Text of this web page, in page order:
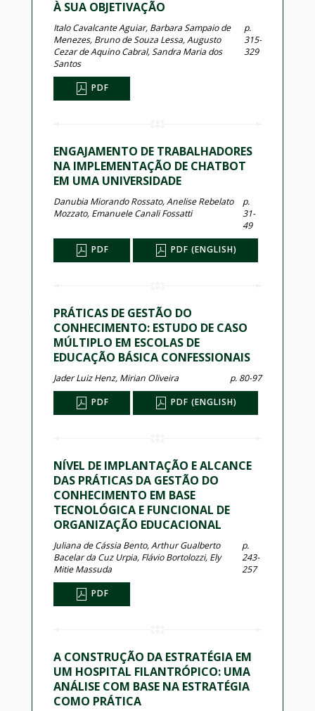
À SUA OBJETIVAÇÃO
Italo Cavalcante Aguiar, Barbara Sampaio de
Menezes, Bruno de Souza Lessa, Augusto
Cezar de Aquino Cabral, Sandra Maria dos
Santos
p.
315-
329
PDF
ENGAJAMENTO DE TRABALHADORES
NA IMPLEMENTAÇÃO DE CHATBOT
EM UMA UNIVERSIDADE
Danubia Miorando Rossato, Anelise Rebelato
Mozzato, Emanuele Canali Fossatti
p.
31-
49
PDF PDF (ENGLISH)
PRÁTICAS DE GESTÃO DO
CONHECIMENTO: ESTUDO DE CASO
MÚLTIPLO EM ESCOLAS DE
EDUCAÇÃO BÁSICA CONFESSIONAIS
Jader Luiz Henz, Mirian Oliveira p. 80-97
PDF PDF (ENGLISH)
NÍVEL DE IMPLANTAÇÃO E ALCANCE
DAS PRÁTICAS DA GESTÃO DO
CONHECIMENTO EM BASE
TECNOLÓGICA E FUNCIONAL DE
ORGANIZAÇÃO EDUCACIONAL
Juliana de Cássia Bento, Arthur Gualberto
Bacelar da Cuz Urpia, Flávio Bortolozzi, Ely
Mitie Massuda
p.
243-
257
PDF
A CONSTRUÇÃO DA ESTRATÉGIA EM
UM HOSPITAL FILANTRÓPICO: UMA
ANÁLISE COM BASE NA ESTRATÉGIA
COMO PRÁTICA